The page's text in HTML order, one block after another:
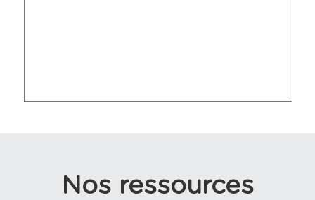
Nos ressources